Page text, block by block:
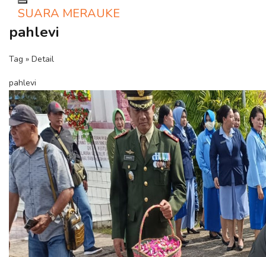
Toggle navigation
SUARA MERAUKE
pahlevi
Tag » Detail
pahlevi